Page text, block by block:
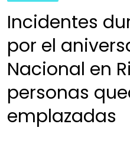
Incidentes
por el
Nacional en
personas
emplazadas